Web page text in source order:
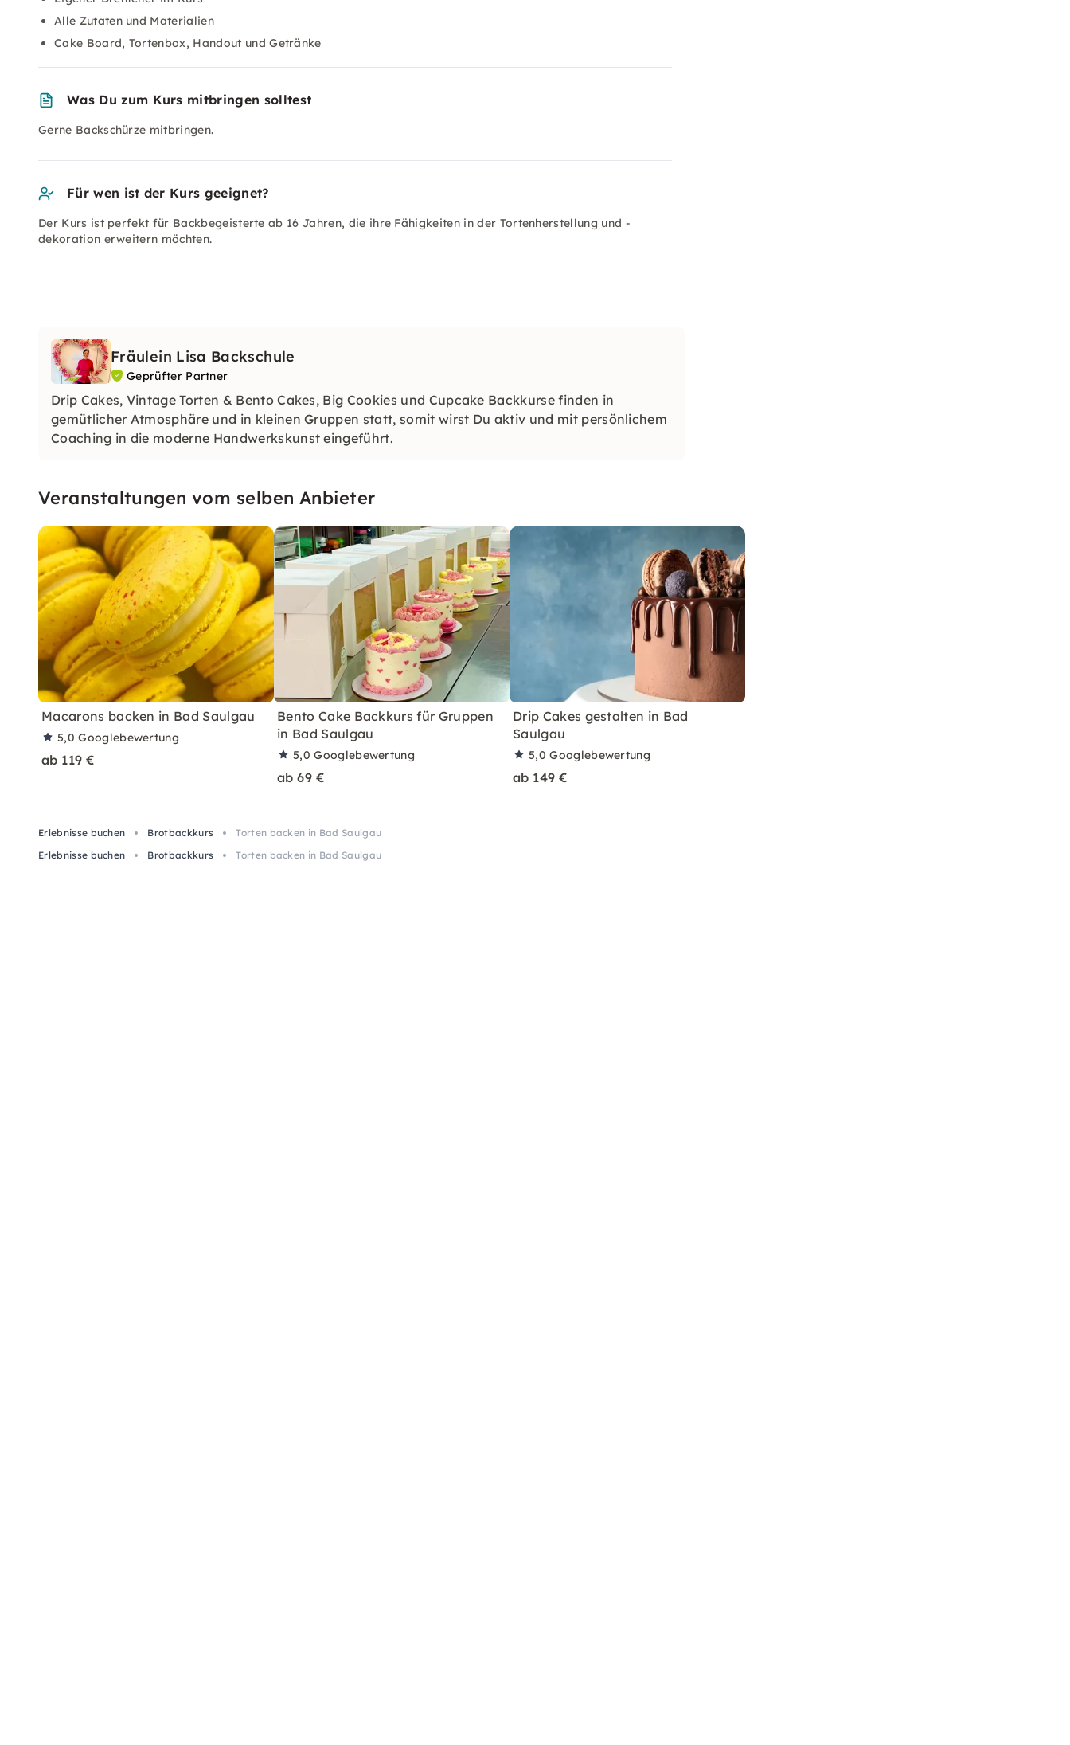
Alle Zutaten und Materialien
Cake Board, Tortenbox, Handout und Getränke
Was Du zum Kurs mitbringen solltest
Gerne Backschürze mitbringen.
Für wen ist der Kurs geeignet?
Der Kurs ist perfekt für Backbegeisterte ab 16 Jahren, die ihre Fähigkeiten in der Tortenherstellung und -
dekoration erweitern möchten.
Fräulein Lisa Backschule
Geprüfter Partner
Drip Cakes, Vintage Torten & Bento Cakes, Big Cookies und Cupcake Backkurse finden in
gemütlicher Atmosphäre und in kleinen Gruppen statt, somit wirst Du aktiv und mit persönlichem
Coaching in die moderne Handwerkskunst eingeführt.
Veranstaltungen vom selben Anbieter
Macarons backen in Bad Saulgau
5,0Googlebewertung
ab 119 €
Bento Cake Backkurs für Gruppen
in Bad Saulgau
5,0Googlebewertung
ab 69 €
Drip Cakes gestalten in Bad
Saulgau
5,0Googlebewertung
ab 149 €
Erlebnisse buchen Brotbackkurs
Torten backen in Bad Saulgau
Erlebnisse buchen
Brotbackkurs Torten backen in Bad Saulgau